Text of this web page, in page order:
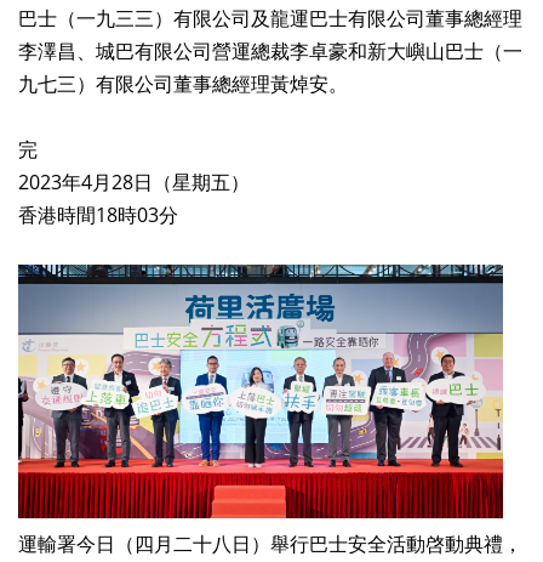
巴士（一九三三）有限公司及龍運巴士有限公司董事總經理
李澤昌、城巴有限公司營運總裁李卓豪和新大嶼山巴士（一
九七三）有限公司董事總經理黃焯安。
完
2023年4月28日（星期五）
香港時間18時03分
運輸署今日（四月二十八日）舉行巴士安全活動啓動典禮，